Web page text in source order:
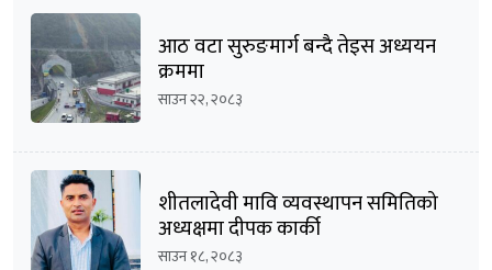
आठ वटा सुरुङमार्ग बन्दै तेइस अध्ययन
क्रममा
साउन २२, २०८३
शीतलादेवी मावि व्यवस्थापन समितिको
अध्यक्षमा दीपक कार्की
साउन १८, २०८३